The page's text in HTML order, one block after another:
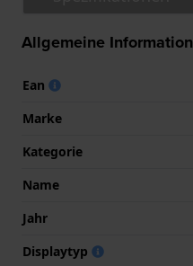
Allgemeine Information
Ean
Marke
Kategorie
Name
Jahr
Displaytyp